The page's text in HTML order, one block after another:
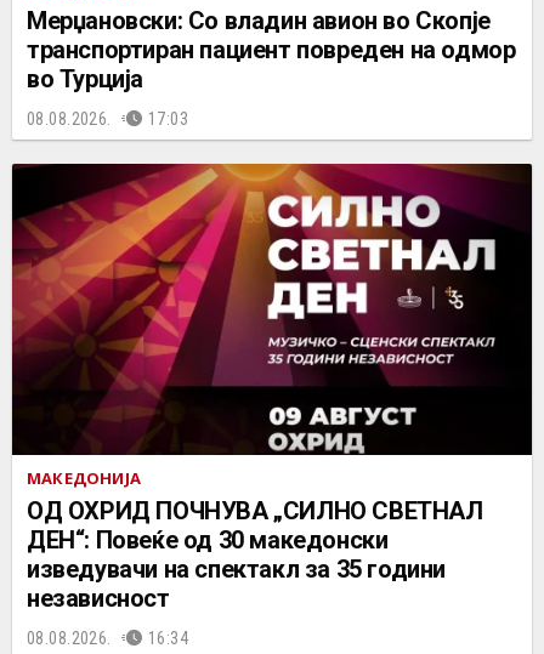
Мерџановски: Со владин авион во Скопје
транспортиран пациент повреден на одмор
во Турција
08.08.2026. 17:03
МАКЕДОНИЈА
ОД ОХРИД ПОЧНУВА „СИЛНО СВЕТНАЛ
ДЕН“: Повеќе од 30 македонски
изведувачи на спектакл за 35 години
независност
08.08.2026. 16:34